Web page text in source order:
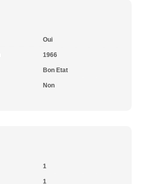
Oui
1966
Bon Etat
Non
1
1